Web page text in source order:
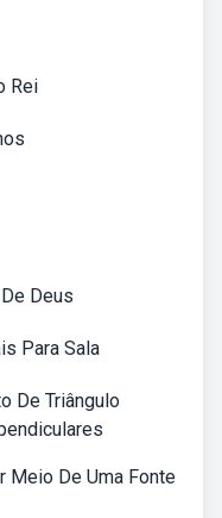
Rei
Deus
Para Sala
De Triângulo
Meio De Uma Fonte